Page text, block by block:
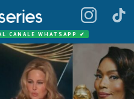
CANALE WHATSAPP ✔